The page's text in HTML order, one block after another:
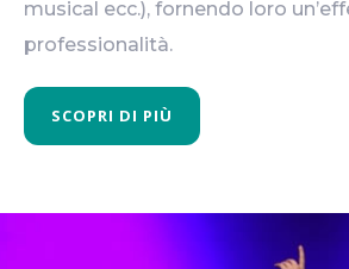
musical ecc.), fornendo loro
professionalità.
SCOPRI DI PIÙ